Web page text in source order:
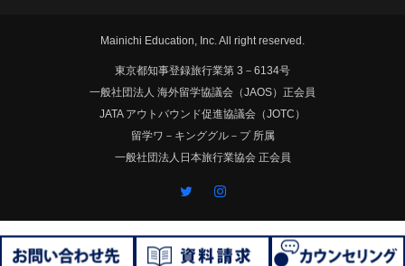
Mainichi Education, Inc. All right reserved.
東京都知事登録旅行業第 3－6134号
一般社団法人 海外留学協議会（JAOS）正会員
JATA アウトバウンド促進協議会（JOTC）
留学ワ－キンググル－プ 所属
一般社団法人日本旅行業協会 正会員